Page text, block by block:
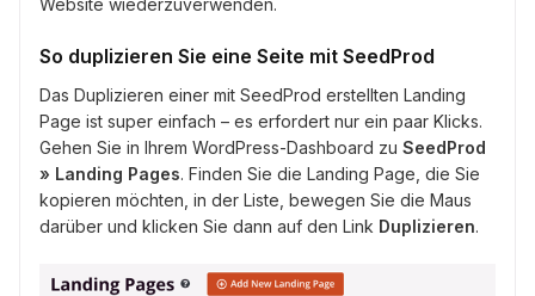
Website wiederzuverwenden.
So duplizieren Sie eine Seite mit SeedProd
Das Duplizieren einer mit SeedProd erstellten Landing
Page ist super einfach – es erfordert nur ein paar Klicks.
Gehen Sie in Ihrem WordPress-Dashboard zu SeedProd
» Landing Pages. Finden Sie die Landing Page, die Sie
kopieren möchten, in der Liste, bewegen Sie die Maus
darüber und klicken Sie dann auf den Link Duplizieren.